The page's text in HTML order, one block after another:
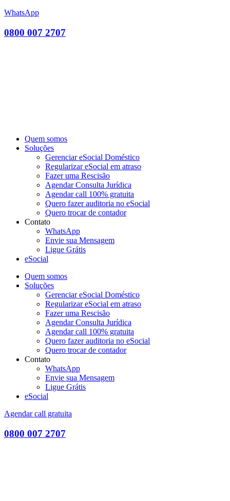
WhatsApp
0800 007 2707
Quem somos
Soluções
Gerenciar eSocial Doméstico
Regularizar eSocial em atraso
Fazer uma Rescisão
Agendar Consulta Jurídica
Agendar call 100% gratuita
Quero fazer auditoria no eSocial
Quero trocar de contador
Contato
WhatsApp
Envie sua Mensagem
Ligue Grátis
eSocial
Quem somos
Soluções
Gerenciar eSocial Doméstico
Regularizar eSocial em atraso
Fazer uma Rescisão
Agendar Consulta Jurídica
Agendar call 100% gratuita
Quero fazer auditoria no eSocial
Quero trocar de contador
Contato
WhatsApp
Envie sua Mensagem
Ligue Grátis
eSocial
Agendar call gratuita
0800 007 2707